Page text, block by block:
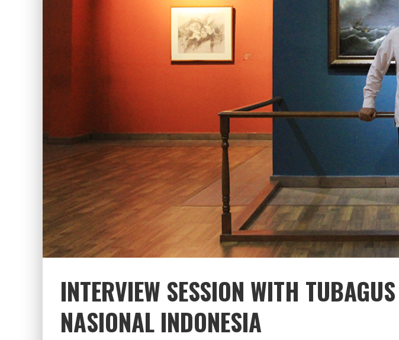
INTERVIEW SESSION WITH
NASIONAL INDONESIA